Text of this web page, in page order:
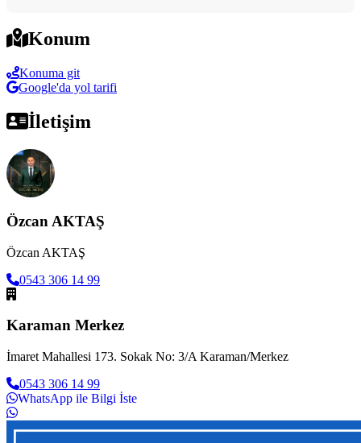
Konum
Konuma git
Google'da yol tarifi
İletişim
Özcan AKTAŞ
Özcan AKTAŞ
0543 306 14 99
Karaman Merkez
İmaret Mahallesi 173. Sokak No: 3/A Karaman/Merkez
0543 306 14 99
WhatsApp ile Bilgi İste